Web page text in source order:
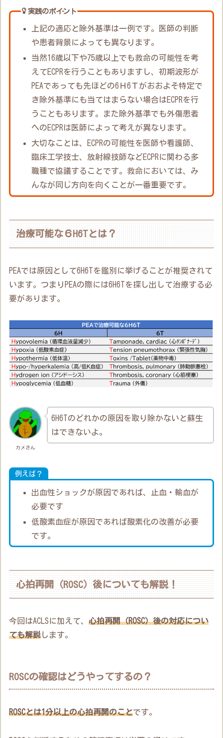
実践のポイント
上記の適応と除外基準は一例です。医師の判断
や患者背景によっても異なります。
当然16歳以下や75歳以上でも救命の可能性を考
えてECPRを行うこともありますし、初期波形が
PEAであっても先ほどの6Ｈ6Ｔがおおよそ特定で
き除外基準にも当てはまらない場合はECPRを行
うこともあります。また除外基準でも外傷患者
へのECPRは医師によって考えが異なります。
大切なことは、ECPRの可能性を医師や看護師、
臨床工学技士、放射線技師などECPRに関わる多
職種で協議することです。救命においては、み
んなが同じ方向を向くことが一番重要です。
治療可能な６H6Tとは？
PEAでは原因として6H6Tを鑑別に挙げることが推奨されて
います。つまりPEAの際には6H6Tを探し出して治療する必
要があります。
カメさん
6H6Tのどれかの原因を取り除かないと蘇生
はできないよ。
例えば？
出血性ショックが原因であれば、止血・輸血が
必要です
低酸素血症が原因であれば酸素化の改善が必要
です。
心拍再開（ROSC）後についても解説！
今回はACLSに加えて、心拍再開（ROSC）後の対応につい
ても解説します。
ROSCの確認はどうやってするの？
ROSCとは1分以上の心拍再開のことです。